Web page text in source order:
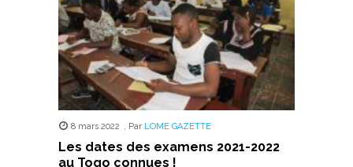
8 mars 2022 , Par LOME GAZETTE
Les dates des examens 2021-2022
au Togo connues !